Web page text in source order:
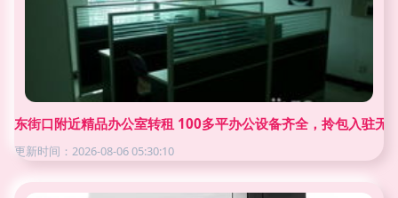
东街口附近精品办公室转租 100多平办公设备齐全，拎包入驻无
更新时间：2026-08-06 05:30:10